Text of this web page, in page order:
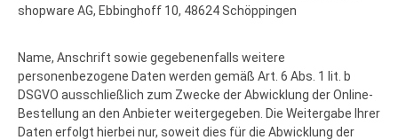
shopware AG, Ebbinghoff 10, 48624 Schöppingen
Name, Anschrift sowie gegebenenfalls weitere
personenbezogene Daten werden gemäß Art. 6 Abs. 1 lit. b
DSGVO ausschließlich zum Zwecke der Abwicklung der Online-
Bestellung an den Anbieter weitergegeben. Die Weitergabe Ihrer
Daten erfolgt hierbei nur, soweit dies für die Abwicklung der